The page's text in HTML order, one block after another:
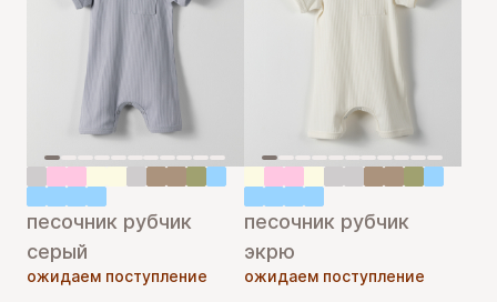
песочник рубчик
серый
ожидаем поступление
песочник рубчик
экрю
ожидаем поступление